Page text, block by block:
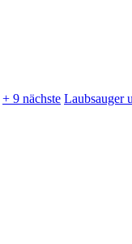
+ 9 nächste Laubsauger